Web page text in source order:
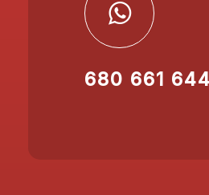
680 661 644